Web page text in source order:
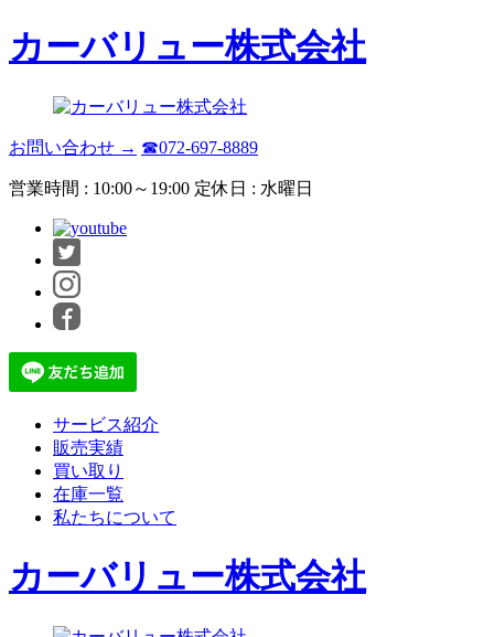
カーバリュー株式会社
お問い合わせ → ☎072-697-8889
営業時間 : 10:00～19:00 定休日 : 水曜日
サービス紹介
販売実績
買い取り
在庫一覧
私たちについて
カーバリュー株式会社